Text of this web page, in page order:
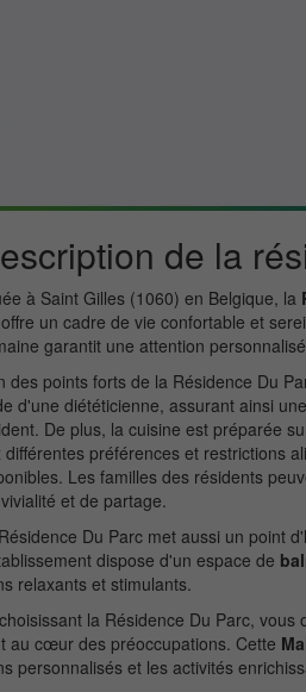
de la
à Saint Gilles (1060) en Belgique, la
un cadre de vie confortable et
garantit une attention
des points forts de la Résidence Du
d'une diététicienne, assurant ainsi
De plus, la cuisine est préparée
différentes préférences et restrictions
Les familles des résidents
et de partage.
Du Parc met aussi un point
dispose d'un espace de
relaxants et stimulants.
la Résidence Du Parc, vous
au cœur des préoccupations. Cette
personnalisés et les activités